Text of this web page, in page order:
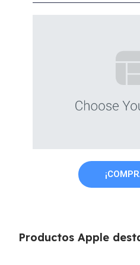
Productos Apple